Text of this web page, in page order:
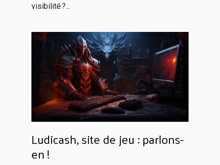
visibilité ?...
Ludicash, site de jeu : parlons-
en !